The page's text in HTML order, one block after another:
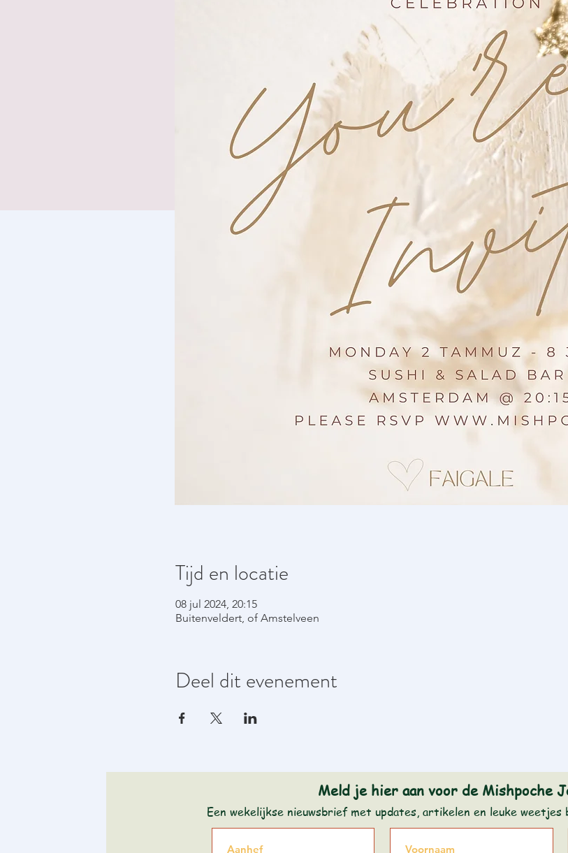
Tijd en locatie
08 jul 2024, 20:15
Buitenveldert, of Amstelveen
Deel dit evenement
Meld je hier aan voor de Mishpoche
Een wekelijkse nieuwsbrief met updates, artikelen en leuke weetjes